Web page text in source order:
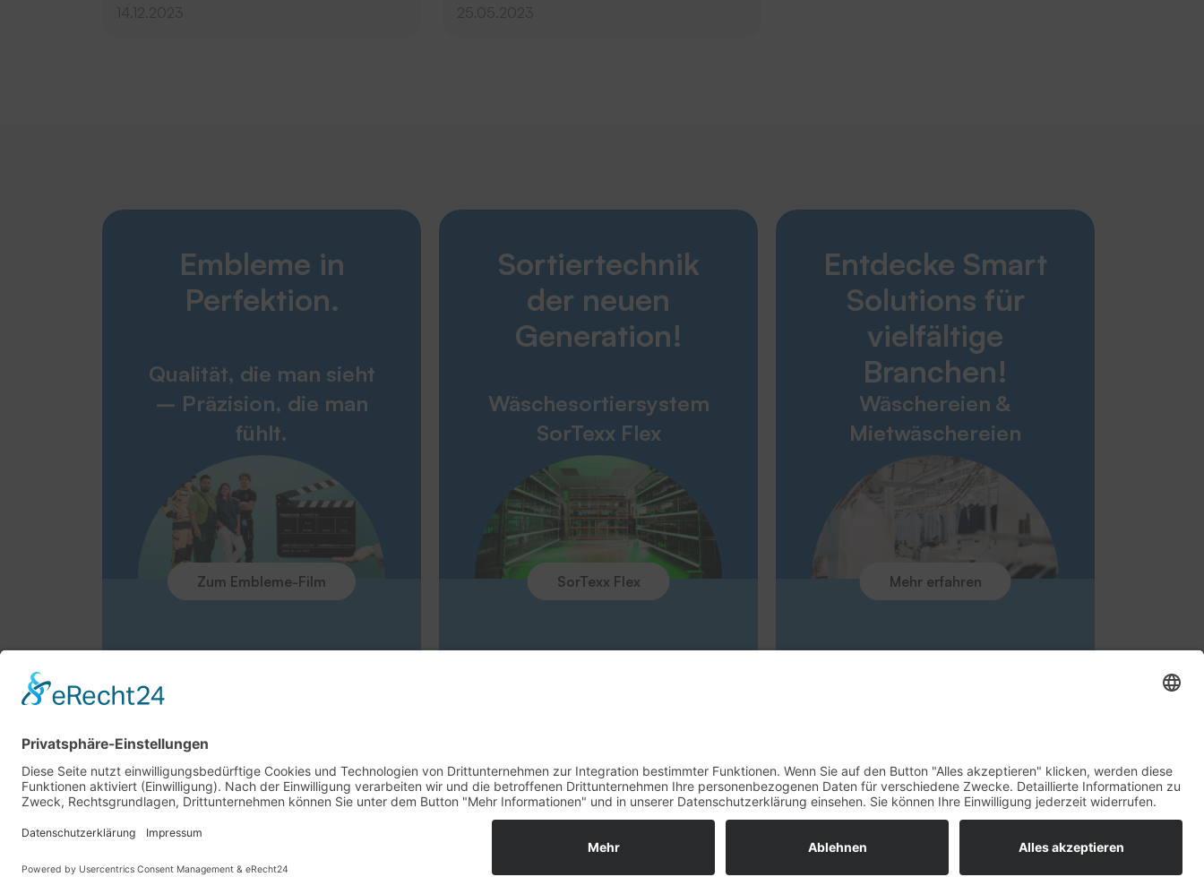
14.12.2023 25.05.2023
Embleme in
Perfektion.
Qualität, die man sieht
– Präzision, die man
fühlt.
Zum Embleme-Film
Sortiertechnik
der neuen
Generation!
Wäschesortiersystem
SorTexx Flex
SorTexx Flex
Entdecke Smart
Solutions für
vielfältige
Branchen!
Wäschereien &
Mietwäschereien
Mehr erfahren
Karriere
Produkte
Unternehmen
Service
Engagement
Umweltpolitik
Unternehmen
Messen
Wäschereien & Mietwäschereien
Altenheim & Pflegebereich
Krankenhaus & Gesundheitswesen
Industrie & Konfektion
Technischer Handel
Feuerwehren & Rettungsdienste
Service & Kontakt
Downloads
Ansprechpartner
Rücknahme Altgeräte
Umfrage zur Kundenzufriedenheit
© 2026 - THERMOTEX NAGEL GmbH. Alle Rechte vorbehalten